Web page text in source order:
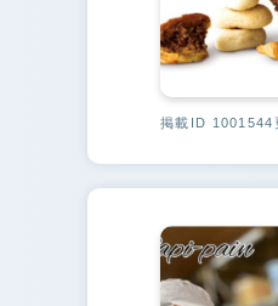
掲載ID 1001544